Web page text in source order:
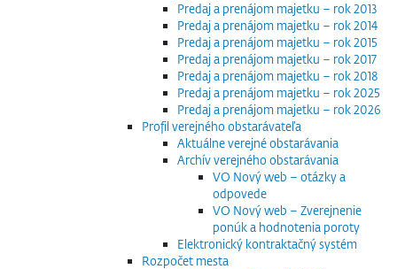
Predaj a prenájom majetku – rok 2013
Predaj a prenájom majetku – rok 2014
Predaj a prenájom majetku – rok 2015
Predaj a prenájom majetku – rok 2017
Predaj a prenájom majetku – rok 2018
Predaj a prenájom majetku – rok 2025
Predaj a prenájom majetku – rok 2026
Profil verejného obstarávateľa
Aktuálne verejné obstarávania
Archív verejného obstarávania
VO Nový web – otázky a
odpovede
VO Nový web – Zverejnenie
ponúk a hodnotenia poroty
Elektronický kontraktačný systém
Rozpočet mesta